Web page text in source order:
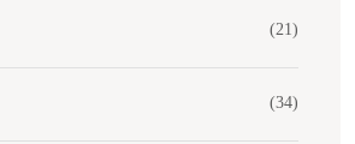
(21)
(34)